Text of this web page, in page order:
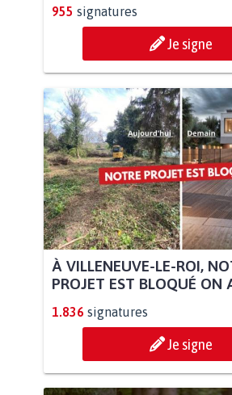
955 signatures
Je signe
À VILLENEUVE-LE-ROI,
PROJET EST BLOQUÉ ON
1.836 signatures
Je signe